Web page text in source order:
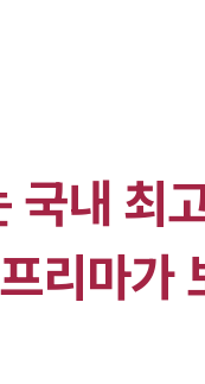
내 최
리마가